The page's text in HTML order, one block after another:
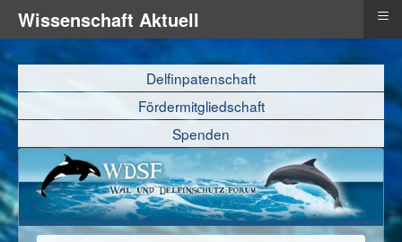
Delfinpatenschaft
Fördermitgliedschaft
Spenden
Wissenschaft Aktuell ≡